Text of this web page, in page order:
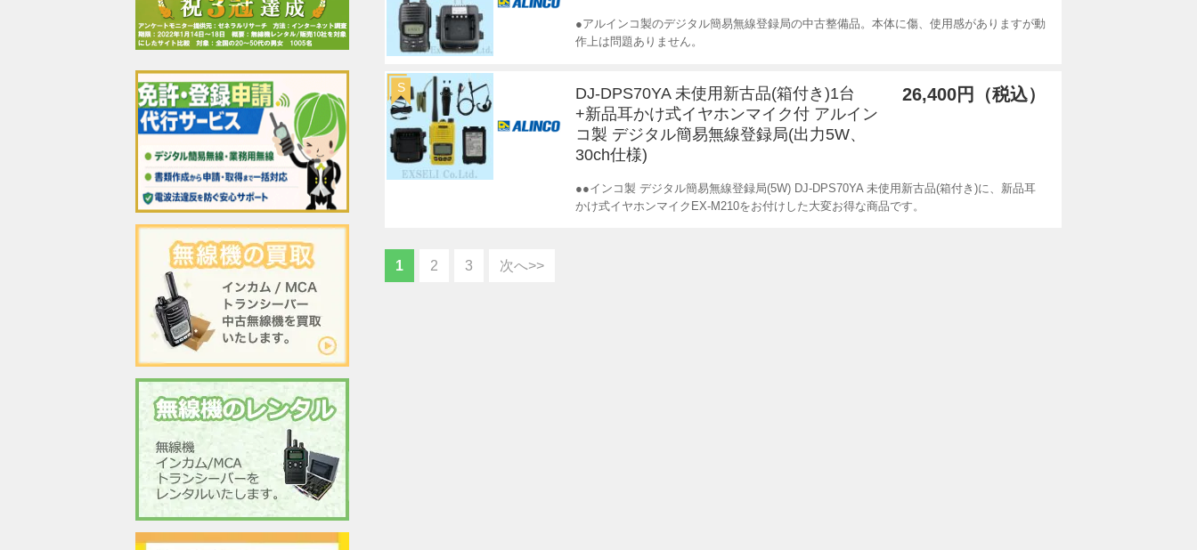
●アルインコ製のデジタル簡易無線登録局の中古整備品。本体に傷、使用感がありますが動
作上は問題ありません。
DJ-DPS70YA 未使用新古品(箱付き)1台
+新品耳かけ式イヤホンマイク付 アルイン
コ製 デジタル簡易無線登録局(出力5W、
30ch仕様)
26,400円（税込）
●●インコ製 デジタル簡易無線登録局(5W) DJ-DPS70YA 未使用新古品(箱付き)に、新品耳
かけ式イヤホンマイクEX-M210をお付けした大変お得な商品です。
S
1 2 3 次へ>>